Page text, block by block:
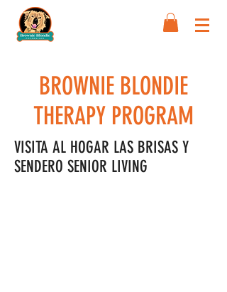
BROWNIE BLONDIE
THERAPY PROGRAM
VISITA AL HOGAR LAS BRISAS Y
SENDERO SENIOR LIVING